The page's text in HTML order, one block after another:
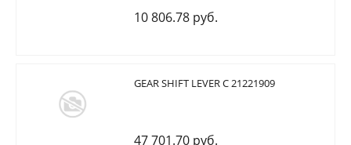
10 806.78 руб.
GEAR SHIFT LEVER C 21221909
47 701.70 руб.